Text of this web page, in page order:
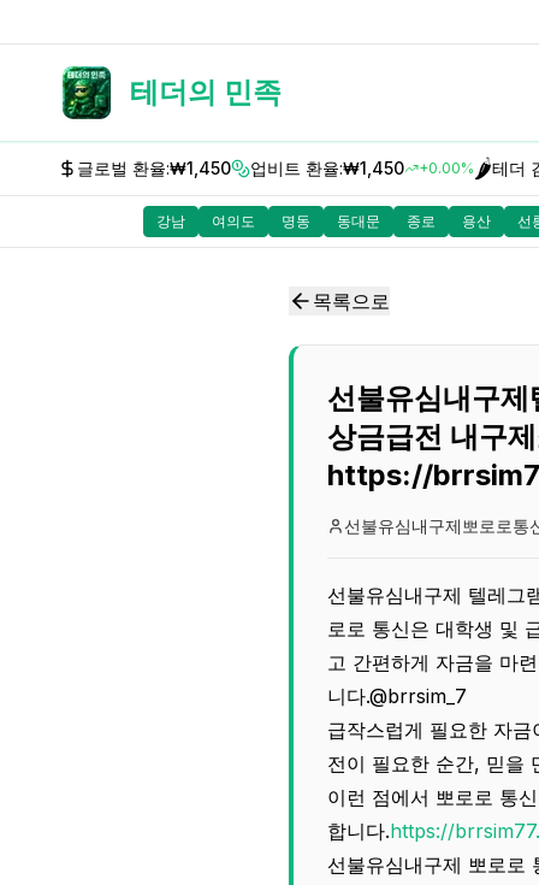
테더의 민족
글로벌 환율:₩1,450 업비트 환율:₩1,450 +0.00% 🌶️테더
강남 여의도 명동 동대문 종로 용산 선
목록으로
선불유심내구
상금급전 내구
https://
선불유심내구제뽀로로통
선불유심내구제 텔레그
로로 통신은 대학생 및
고 간편하게 자금을 마
니다.@brrsim_7
급작스럽게 필요한 자
전이 필요한 순간, 믿을
이런 점에서 뽀로로 통
합니다.https://
선불유심내구제 뽀로로